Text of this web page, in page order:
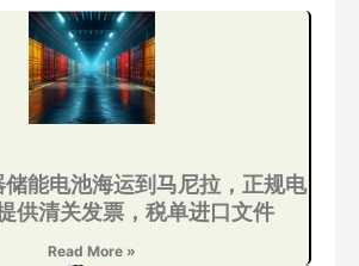
能电池海运到马尼拉，正规电
供清关发票，税单进口文件
Read More »